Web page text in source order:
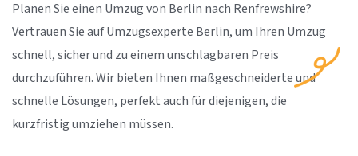
Planen Sie einen Umzug von Berlin nach Renfrewshire?
Vertrauen Sie auf Umzugsexperte Berlin, um Ihren Umzug
schnell, sicher und zu einem unschlagbaren Preis
durchzuführen. Wir bieten Ihnen maßgeschneiderte und
schnelle Lösungen, perfekt auch für diejenigen, die
kurzfristig umziehen müssen.